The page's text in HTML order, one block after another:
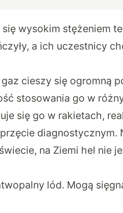
wysokim stężeniem
a ich uczestnicy
cieszy się ogromną
stosowania go w
się go w rakietach,
diagnostycznym.
na Ziemi hel nie
lód. Mogą